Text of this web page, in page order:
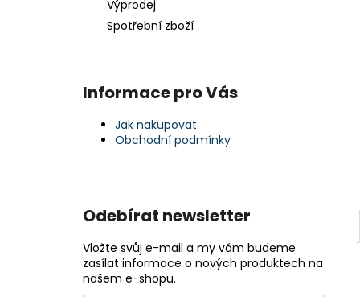
Výprodej
Spotřební zboží
Informace pro Vás
Jak nakupovat
Obchodní podmínky
Odebírat newsletter
Vložte svůj e-mail a my vám budeme
zasílat informace o nových produktech na
našem e-shopu.